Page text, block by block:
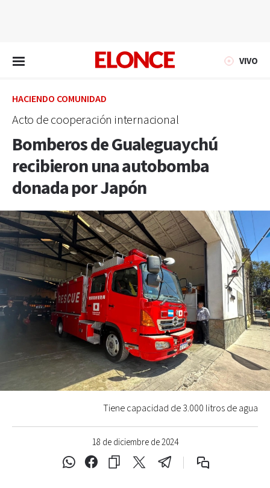
VIVO
HACIENDO COMUNIDAD
Acto de cooperación internacional
Bomberos de Gualeguaychú
recibieron una autobomba
donada por Japón
18 de diciembre de 2024
Tiene capacidad de 3.000 litros de agua